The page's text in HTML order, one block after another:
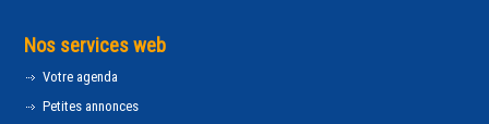
Nos services web
Votre agenda
Petites annonces